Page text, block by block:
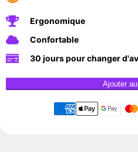
Ergonomique
Confortable
30 jours pour changer
Ajouter